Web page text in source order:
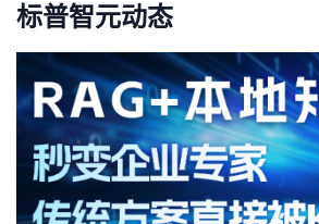
标普智元动态